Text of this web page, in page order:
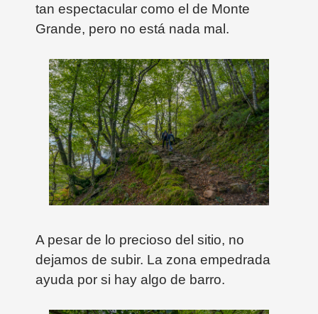
tan espectacular como el de Monte
Grande, pero no está nada mal.
A pesar de lo precioso del sitio, no
dejamos de subir. La zona empedrada
ayuda por si hay algo de barro.